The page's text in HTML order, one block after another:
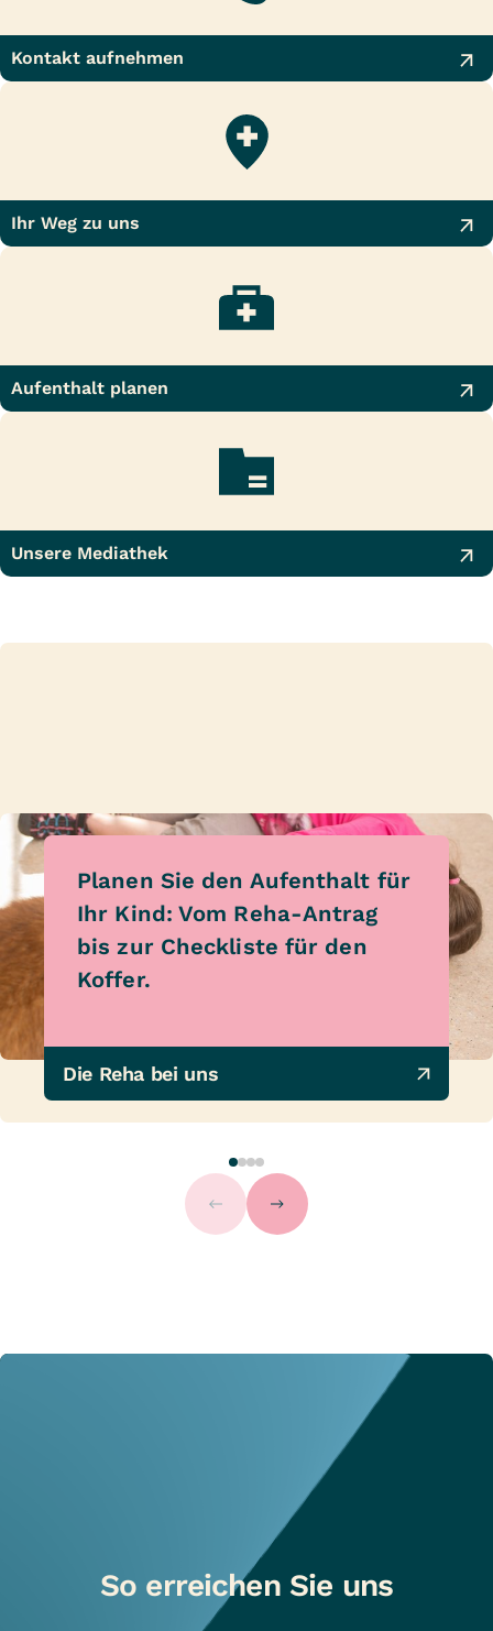
Kontakt aufnehmen
Ihr Weg zu uns
Aufenthalt planen
Unsere Mediathek
Planen Sie den Aufenthalt für
Ihr Kind: Vom Reha-Antrag
bis zur Checkliste für den
Koffer.
Die Reha bei uns
So erreichen Sie uns